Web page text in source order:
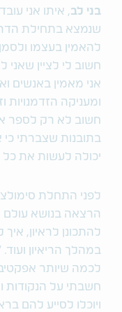
בני לב
שנמצא בתחילת
להאמין בעצמו
חשוב לי לציין
אני מאמין באנשים
ומעניקה הזדמנויות
חשוב לא רק לספר
בתובנות שצברתי כי
יכולה לעשות את
לפני התחלת
הרצאה בנושא עולם
להתכונן לראיון,
במהלך הריאיון
לכמה שיותר
חשבתי על הנקודות
ויוכלו לסייע להם